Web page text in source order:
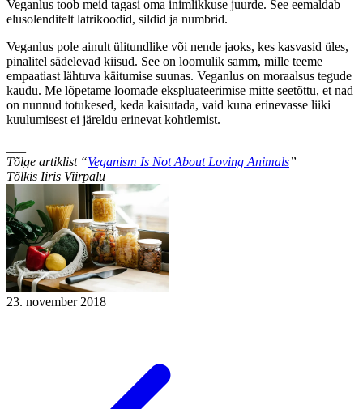
Veganlus toob meid tagasi oma inimlikkuse juurde. See eemaldab
elusolenditelt latrikoodid, sildid ja numbrid.
Veganlus pole ainult ülitundlike või nende jaoks, kes kasvasid üles,
pinalitel sädelevad kiisud. See on loomulik samm, mille teeme
empaatiast lähtuva käitumise suunas. Veganlus on moraalsus tegude
kaudu. Me lõpetame loomade ekspluateerimise mitte seetõttu, et nad
on nunnud totukesed, keda kaisutada, vaid kuna erinevasse liiki
kuulumisest ei järeldu erinevat kohtlemist.
Tõlge artiklist “Veganism Is Not About Loving Animals”
Tõlkis Iiris Viirpalu
23. november 2018